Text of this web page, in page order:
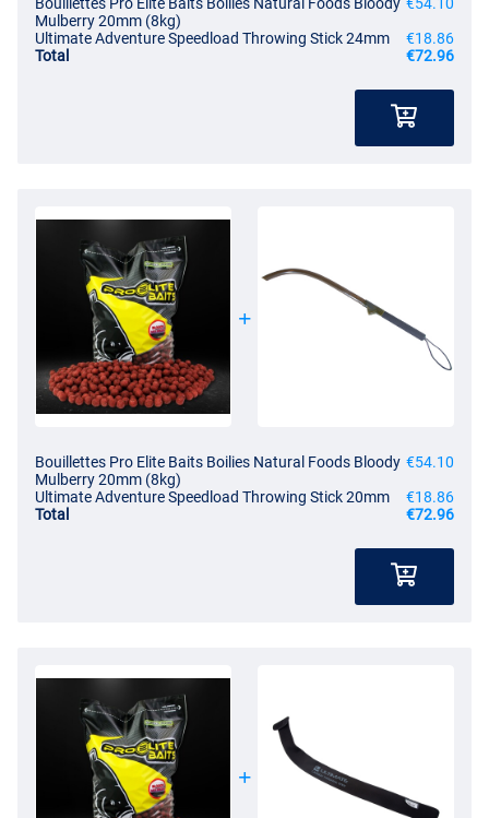
Mulberry 20mm (8kg)
Ultimate Adventure Speedload Throwing Stick 24mm
€18.86
Total
€72.96
Bouillettes Pro Elite Baits Boilies Natural Foods Bloody
Mulberry 20mm (8kg)
€54.10
Ultimate Adventure Speedload Throwing Stick 20mm
€18.86
Total
€72.96